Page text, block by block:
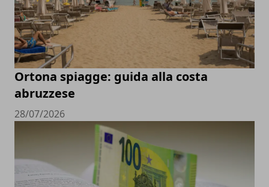
Ortona spiagge: guida alla costa
abruzzese
28/07/2026